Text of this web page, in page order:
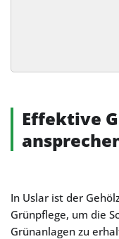
Alternative:
Effektive
In Uslar ist der
Grünpflege, um die
Grünanlagen zu